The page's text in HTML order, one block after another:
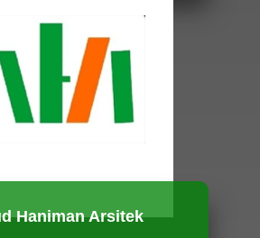
HUBUNGI KAMI
Haniman Arsitek